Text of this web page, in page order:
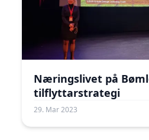
Næringslivet på
tilflyttarstrategi
29. Mar 2023